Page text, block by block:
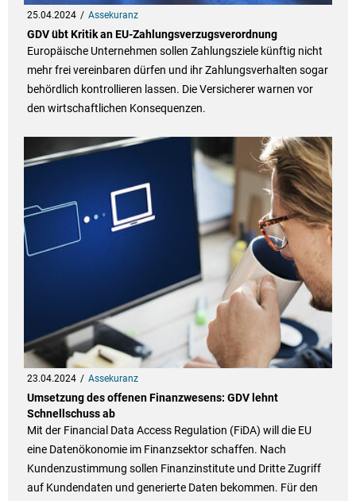
25.04.2024 Assekuranz
GDV übt Kritik an EU-Zahlungsverzugsverordnung
Europäische Unternehmen sollen Zahlungsziele künftig nicht
mehr frei vereinbaren dürfen und ihr Zahlungsverhalten sogar
behördlich kontrollieren lassen. Die Versicherer warnen vor
den wirtschaftlichen Konsequenzen.
23.04.2024 Assekuranz
Umsetzung des offenen Finanzwesens: GDV lehnt
Schnellschuss ab
Mit der Financial Data Access Regulation (FiDA) will die EU
eine Datenökonomie im Finanzsektor schaffen. Nach
Kundenzustimmung sollen Finanzinstitute und Dritte Zugriff
auf Kundendaten und generierte Daten bekommen. Für den